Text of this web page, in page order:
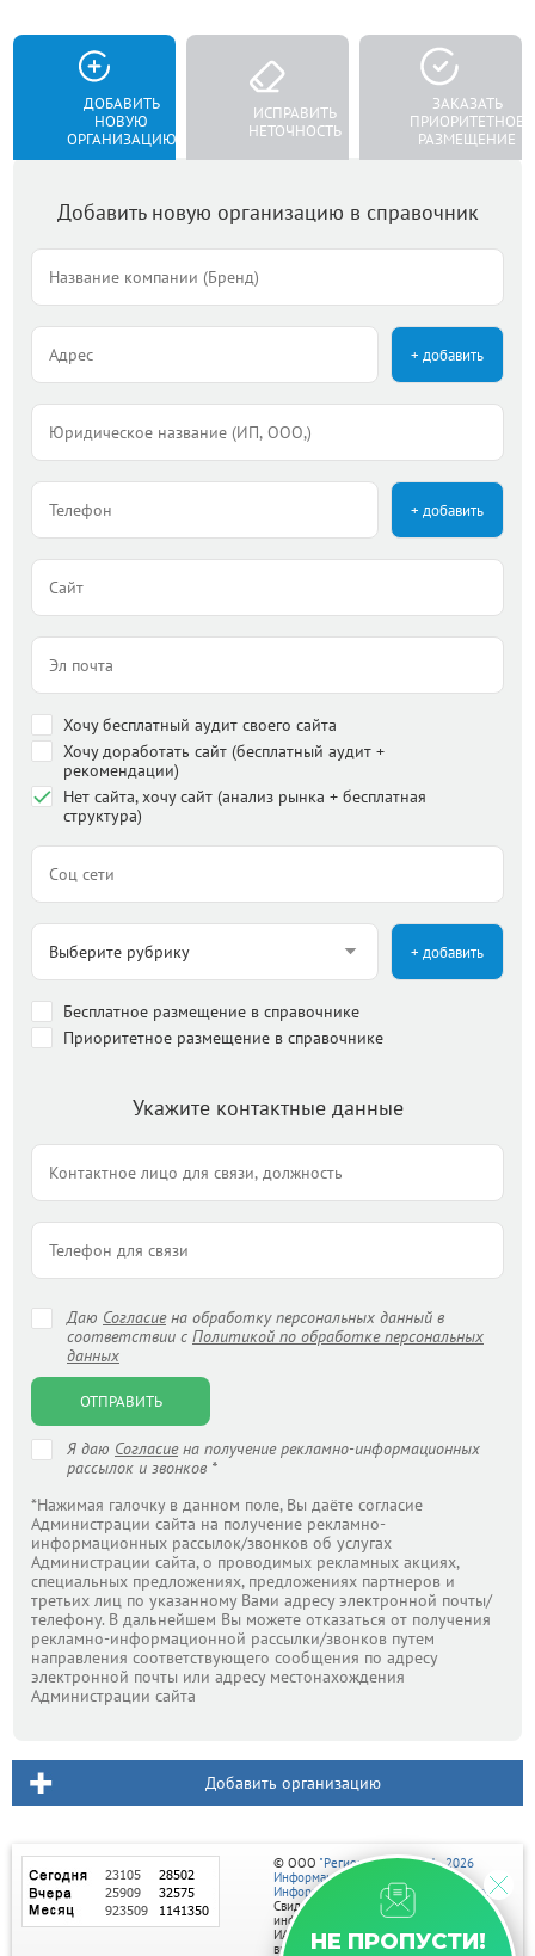
ДОБАВИТЬ
НОВУЮ
ОРГАНИЗАЦИЮ
ИСПРАВИТЬ
НЕТОЧНОСТЬ
ЗАКАЗАТЬ
ПРИОРИТЕТНОЕ
РАЗМЕЩЕНИЕ
Добавить новую организацию в справочник
+ добавить
+ добавить
Хочу бесплатный аудит своего сайта
Хочу доработать сайт (бесплатный аудит +
рекомендации)
Нет сайта, хочу сайт (анализ рынка + бесплатная
структура)
+ добавить
Бесплатное размещение в справочнике
Приоритетное размещение в справочнике
Укажите контактные данные
Даю Согласиена обработку персональных данный в
соответствии с Политикой по обработке персональных
данных
ОТПРАВИТЬ
Я даю Согласиена получение рекламно-информационных
рассылок и звонков *
*Нажимая галочку в данном поле, Вы даёте согласие
Администрации сайта на получение рекламно-
информационных рассылок/звонков об услугах
Администрации сайта, о проводимых рекламных акциях,
специальных предложениях, предложениях партнеров и
третьих лиц по указанному Вами адресу электронной почты/
телефону. В дальнейшем Вы можете отказаться от получения
рекламно-информационной рассылки/звонков путем
направления соответствующего сообщения по адресу
электронной почты или адресу местонахождения
Администрации сайта
Добавить организацию
НЕ ПРОПУСТИ!
© ООО "Регион центр" 2004 - 2026
Информационное наполнение:
Информационное агентство vRossii.ru
Свидетельство о регистрации СМИ
информационного агентства vRossii.ru
ИА № ФС 77‑35502
выдано РОСКОМНАДЗОРом 04 марта